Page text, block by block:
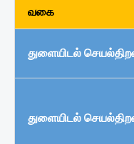
வகை
துளையிடல்
துளையிடல்